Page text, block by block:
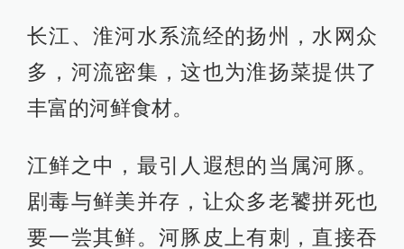
长江、淮河水系流经的扬州，水网众
多，河流密集，这也为淮扬菜提供了
丰富的河鲜食材。
江鲜之中，最引人遐想的当属河豚。
剧毒与鲜美并存，让众多老饕拼死也
要一尝其鲜。河豚皮上有刺，直接吞